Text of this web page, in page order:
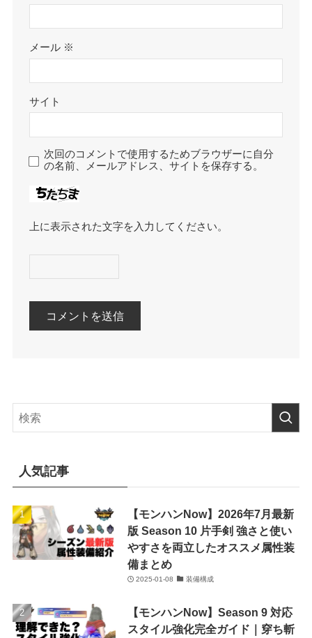
メール ※
サイト
次回のコメントで使用するためブラウザーに自分
の名前、メールアドレス、サイトを保存する。
上に表示された文字を入力してください。
人気記事
【モンハンNow】2026年7月最新
版 Season 10 片手剣 強さと使い
やすさを両立したオススメ属性装
備まとめ
2025-01-08 装備構成
【モンハンNow】Season 9 対応
スタイル強化完全ガイド｜穿ち斬